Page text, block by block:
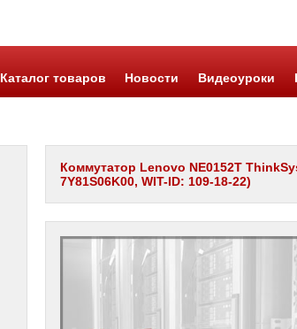
Каталог товаров Новости Видеоуроки
Коммутатор Lenovo NE0152T
7Y81S06K00, WIT-ID: 109-18-22)